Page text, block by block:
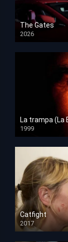
The Gates
2026
HD 1080p
La trampa (La
1999
HD 1080p
Catfight
2017
HD 720p